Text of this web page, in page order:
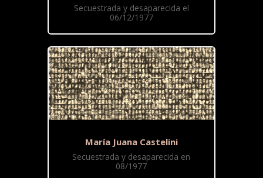
Secuestrada y desaparecida el
06/12/1977
María Juana Castelini
Secuestrada y desaparecida en
08/1977